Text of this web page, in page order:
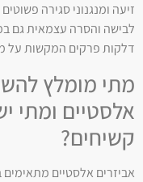
זיעה ומנגנוני סגירה
לבישה והסרה עצמאית גם
דלקות פרקים המקשות על
מתי מומלץ
אלסטיים ומתי
קשיחים?
אביזרים אלסטיים